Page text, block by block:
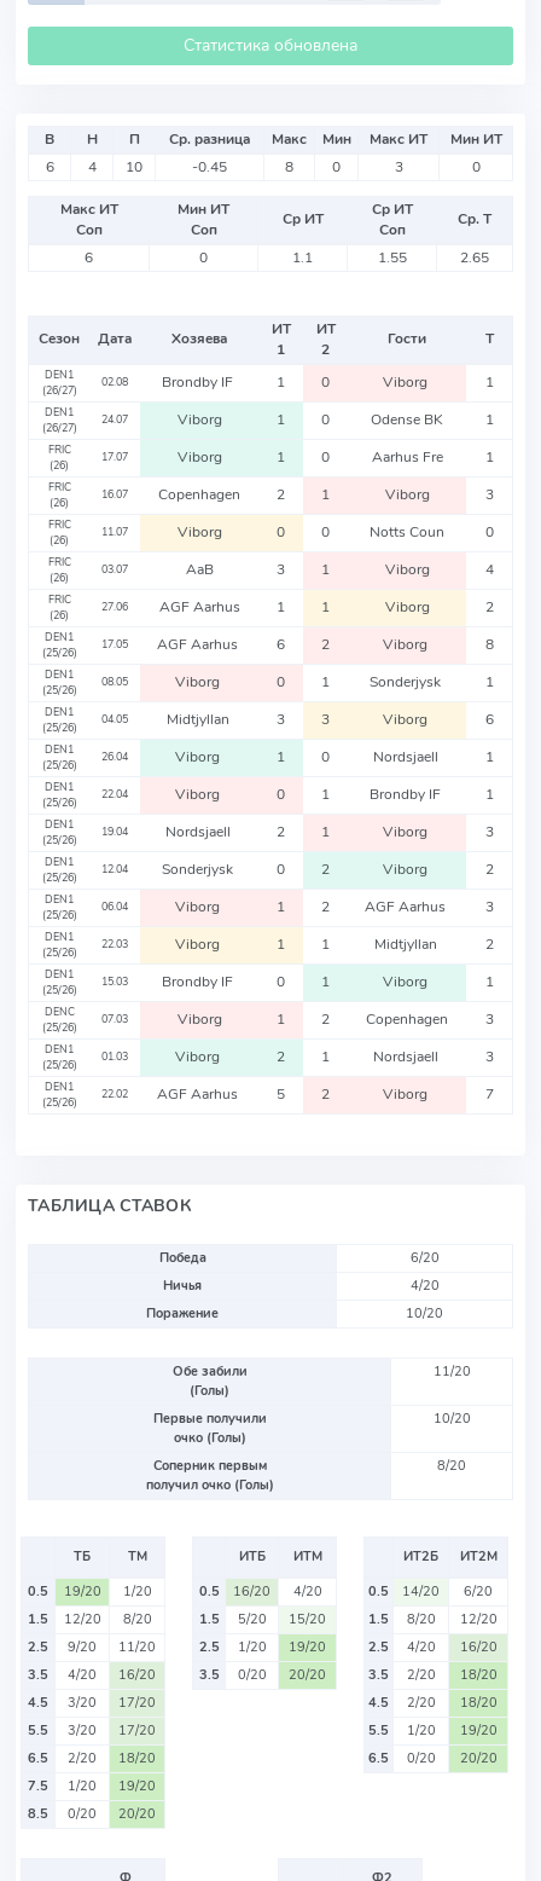
Статистика обновлена
В Н П Ср. разница Макс Мин Макс ИТ
Мин ИТ
6
4 10 -0.45 8 0 3 0
Макс ИТ
Соп
Мин ИТ
Соп
Ср ИТ
Ср ИТ
Соп
Ср. Т
6
0 1.1 1.55 2.65
Сезон Дата Хозяева
ИТ
1
ИТ
2
Гости Т
DEN1
(26/27)
02.08 Brondby IF 1 0 Viborg 1
DEN1
(26/27)
24.07 Viborg 1 0 Odense BK 1
FRIC
(26)
17.07 Viborg 1 0 Aarhus Fre 1
FRIC
(26)
16.07 Copenhagen 2 1 Viborg 3
FRIC
(26)
11.07 Viborg 0 0 Notts Coun 0
FRIC
(26)
03.07 AaB 3 1 Viborg 4
FRIC
(26)
27.06 AGF Aarhus 1 1 Viborg 2
DEN1
(25/26)
17.05 AGF Aarhus 6 2 Viborg 8
DEN1
(25/26)
08.05 Viborg 0 1 Sonderjysk 1
DEN1
(25/26)
04.05 Midtjyllan 3 3 Viborg 6
DEN1
(25/26)
26.04 Viborg 1 0 Nordsjaell 1
DEN1
(25/26)
22.04 Viborg 0 1 Brondby IF 1
DEN1
(25/26)
19.04 Nordsjaell 2 1 Viborg 3
DEN1
(25/26)
12.04 Sonderjysk 0 2 Viborg 2
DEN1
(25/26)
06.04 Viborg 1 2 AGF Aarhus 3
DEN1
(25/26)
22.03 Viborg 1 1 Midtjyllan 2
DEN1
(25/26)
15.03 Brondby IF 0 1 Viborg 1
DENC
(25/26)
07.03 Viborg 1 2 Copenhagen 3
DEN1
(25/26)
01.03 Viborg 2 1 Nordsjaell 3
DEN1
(25/26)
22.02 AGF Aarhus 5 2 Viborg 7
ТАБЛИЦА СТАВОК
Победа
6/20
Ничья
4/20
Поражение
10/20
Обе забили
(Голы)
11/20
Первые получили
очко (Голы)
10/20
Соперник первым
получил очко (Голы)
8/20
ТБ
ТМ
0.5
19/20
1/20
1.5
12/20
8/20
2.5
9/20
11/20
3.5
4/20
16/20
4.5
3/20
17/20
5.5
3/20
17/20
6.5
2/20
18/20
7.5
1/20
19/20
8.5
0/20 20/20
ИТБ
ИТМ
0.5
16/20
4/20
1.5
5/20
15/20
2.5
1/20
19/20
3.5
0/20 20/20
ИТ2Б
ИТ2М
0.5
14/20
6/20
1.5
8/20
12/20
2.5
4/20
16/20
3.5
2/20
18/20
4.5
2/20
18/20
5.5
1/20
19/20
6.5
0/20 20/20